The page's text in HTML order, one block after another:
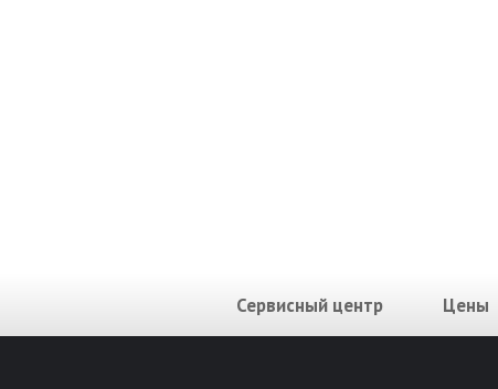
Сервисный центр Цены